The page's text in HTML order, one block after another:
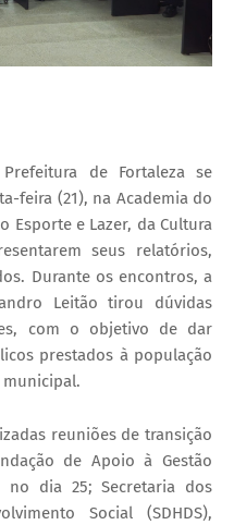
de Fortaleza se
feira (21), na Academia do
Esporte e Lazer, da Cultura
seus relatórios,
Durante os encontros, a
Leitão tirou dúvidas
com o objetivo de dar
prestados à população
reuniões de transição
de Apoio à Gestão
no dia 25; Secretaria dos
Social (SDHDS),